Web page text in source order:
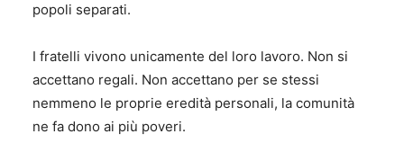
popoli separati.
I fratelli vivono unicamente del loro lavoro. Non si
accettano regali. Non accettano per se stessi
nemmeno le proprie eredità personali, la comunità
ne fa dono ai più poveri.